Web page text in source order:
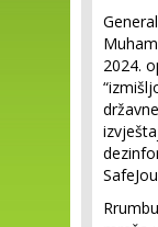
2024.